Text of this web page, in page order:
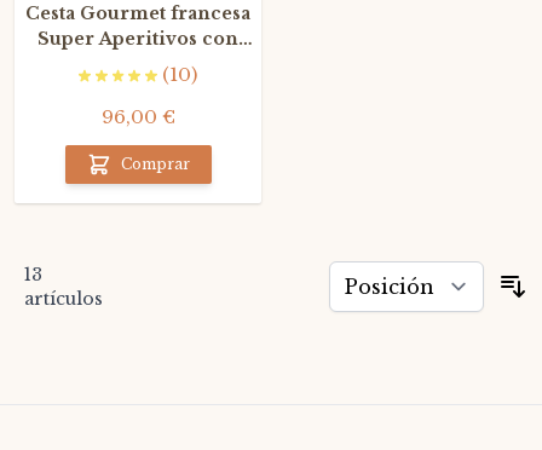
Cesta Gourmet francesa
Super Aperitivos con
vino blanco Grand Cru
(10)
96,00 €
Comprar
13
artículos